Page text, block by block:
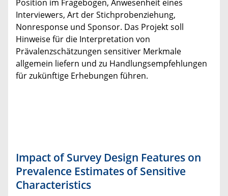
Position im Fragebogen, Anwesenheit eines
Interviewers, Art der Stichprobenziehung,
Nonresponse und Sponsor. Das Projekt soll
Hinweise für die Interpretation von
Prävalenzschätzungen sensitiver Merkmale
allgemein liefern und zu Handlungsempfehlungen
für zukünftige Erhebungen führen.
Impact of Survey Design Features on
Prevalence Estimates of Sensitive
Characteristics